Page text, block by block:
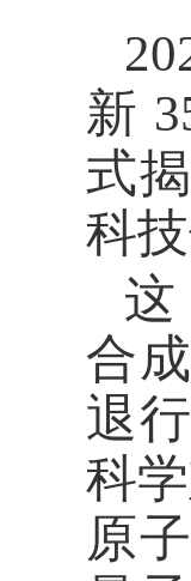
新
式
科
这
合
退
科
原